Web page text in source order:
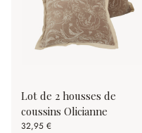
Lot de 2 housses de
coussins Olicianne
32,95 €